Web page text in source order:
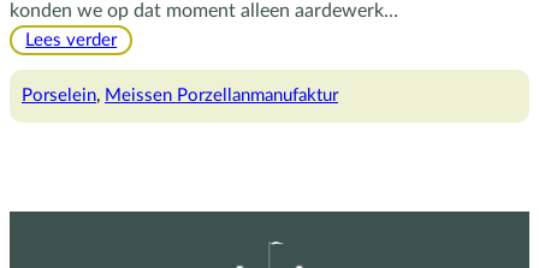
konden we op dat moment alleen aardewerk…
Lees verder:
porselein
Porselein, Meissen Porzellanmanufaktur